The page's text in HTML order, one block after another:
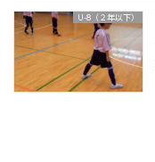
U-8（２年以下）